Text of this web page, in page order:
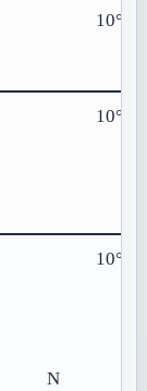
10°
10°
10°
N